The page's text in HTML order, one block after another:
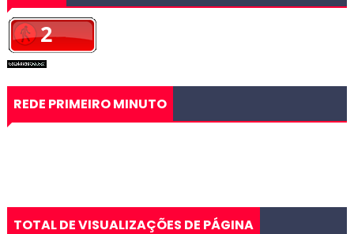
REDE PRIMEIRO MINUTO
TOTAL DE VISUALIZAÇÕES DE PÁGINA